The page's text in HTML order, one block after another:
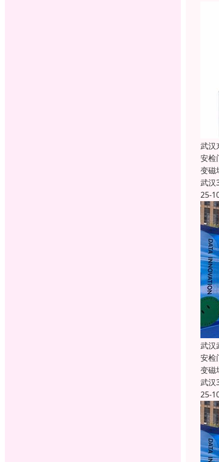
武汉
安检
变磁
武汉
25-
武汉
安检
变磁
武汉
25-